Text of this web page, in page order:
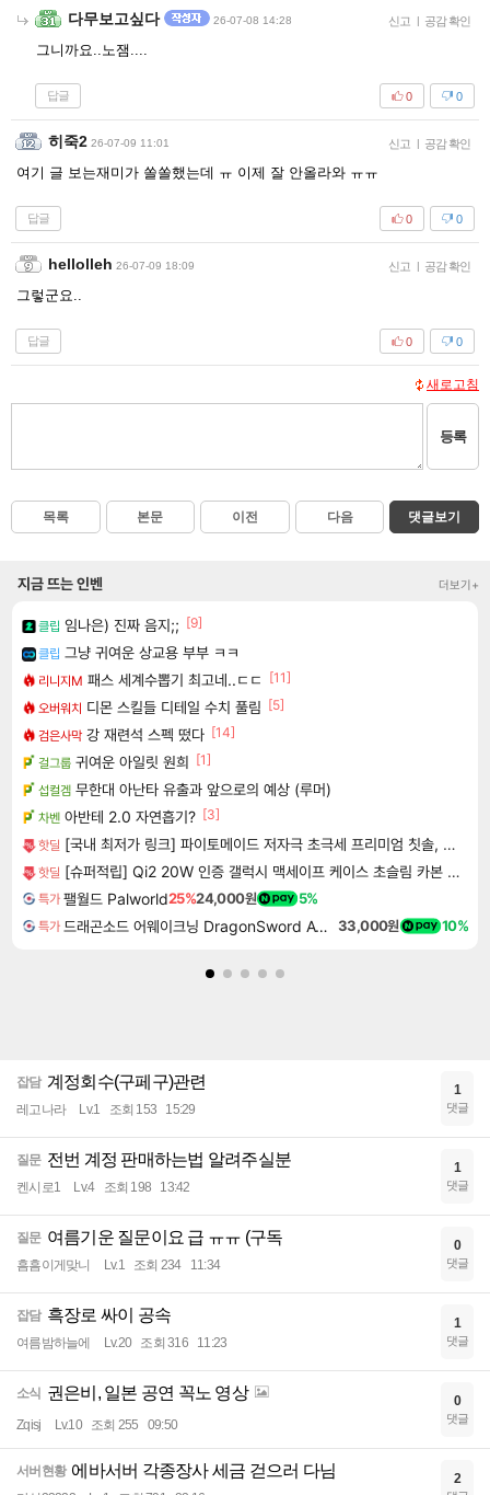
다무보고싶다 26-07-08 14:28 신고 | 공감 확인
그니까요..노잼....
답글 0
0
히죽2 26-07-09 11:01 신고 | 공감 확인
여기 글 보는재미가 쏠쏠했는데 ㅠ 이제 잘 안올라와 ㅠㅠ
답글 0
0
hellolleh 26-07-09 18:09 신고 | 공감 확인
그렇군요..
답글 0
0
새로고침
등록
목록 본문 이전 다음 댓글보기
지금 뜨는 인벤 더보기+
클립 임나은) 진짜 음지;; [9]
클립 그냥 귀여운 상교용 부부 ㅋㅋ
리니지M 패스 세계수뽑기 최고네..ㄷㄷ
[11]
오버워치 디몬 스킬들 디테일 수치 풀림 [5]
검은사막 강 재련석 스펙 떴다 [14]
걸그룹 귀여운 아일릿 원희 [1]
섭컬겜 무한대 아난타 유출과 앞으로의 예상 (루머)
차벤 아반테 2.0 자연흡기? [3]
핫딜 [국내 최저가 링크] 파이토메이드 저자극 초극세 프리미엄 칫솔, 10개입, 3세트
핫딜 [슈퍼적립] Qi2 20W 인증 갤럭시 맥세이프 케이스 초슬림 카본 에어스킨아라미드 맥핏 갤럭시Z 폴드8 울트라, 아라미드, 블랙
특가 팰월드 Palworld25%24,000원 5%
특가 드래곤소드 어웨이크닝 DragonSword Awakening 33,000원 10%
잡담 계정회수(구페구)관련
레고나라 Lv.1 조회 153 15:29
1
댓글
질문 전번 계정 판매하는법 알려주실분
켄시로1 Lv.4 조회 198 13:42
1
댓글
질문 여름기운 질문이요 급 ㅠㅠ (구독
흠흠이게맞니 Lv.1 조회 234 11:34
0
댓글
잡담 흑장로 싸이 공속
여름밤하늘에 Lv.20 조회 316 11:23
1
댓글
소식 권은비, 일본 공연 꼭노 영상
Zqisj Lv.10 조회 255 09:50
0
댓글
서버현황 에바서버 각종장사 세금 걷으러 다님 2